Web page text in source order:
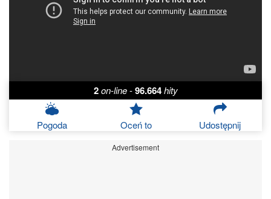
2 on-line - 96.664 hity
Pogoda Oceń to Udostępnij
Advertisement